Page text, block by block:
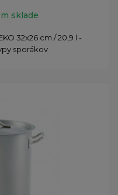
sklade
32x26 cm / 20,9 l -
sporákov